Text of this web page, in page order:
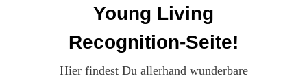
Young Living
Recognition-Seite!
Hier findest Du allerhand wunderbare